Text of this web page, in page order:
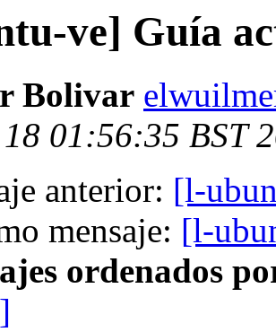
ve] Guía
Bolivar
18 01:56:35 BST
anterior: [l-
mensaje: [l-
ordenados